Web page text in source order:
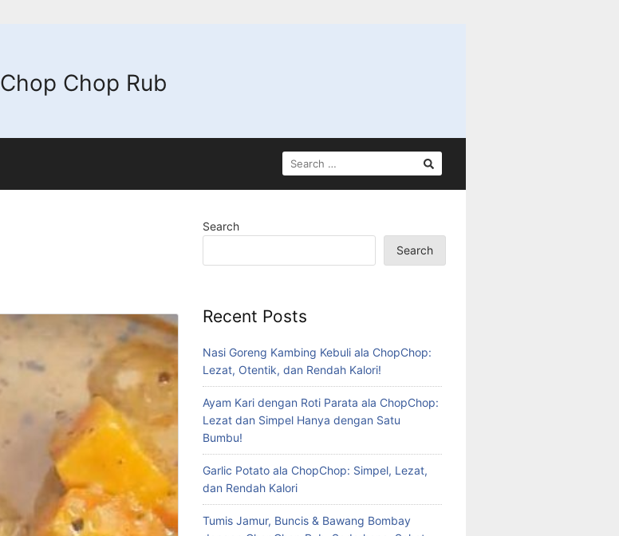
Chop Chop Rub
Search
Search
Recent Posts
Nasi Goreng Kambing Kebuli ala ChopChop:
Lezat, Otentik, dan Rendah Kalori!
Ayam Kari dengan Roti Parata ala ChopChop:
Lezat dan Simpel Hanya dengan Satu
Bumbu!
Garlic Potato ala ChopChop: Simpel, Lezat,
dan Rendah Kalori
Tumis Jamur, Buncis & Bawang Bombay